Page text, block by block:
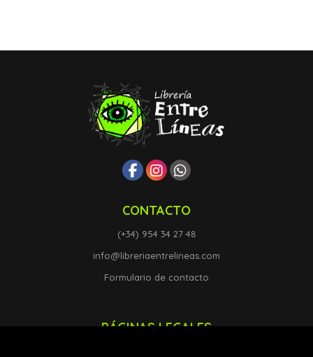
CONTACTO
(+34) 954 34 27 48
info@libreriaentrelineas.com
Formulario de contacto
PÁGINAS LEGALES